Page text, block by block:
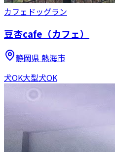
カフェ ドッグラン
豆杏cafe（カフェ）
静岡県 熱海市
犬OK大型犬OK